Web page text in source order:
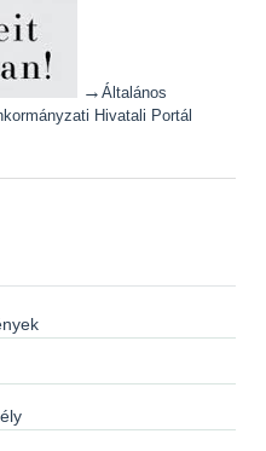
→ Általános
Hivatali Portál